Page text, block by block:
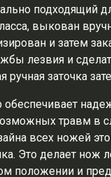
подходящий
выкован
и затем
лезвия и
ручная заточка
обеспечивает
травм в
всех ножей
Это делает нож
положении и